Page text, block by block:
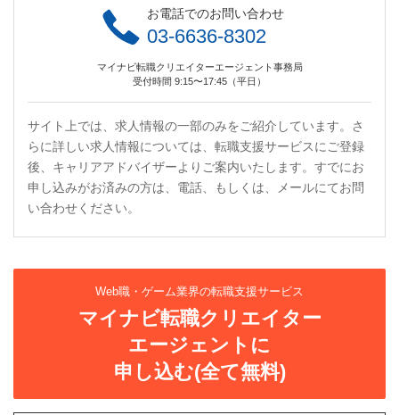
お電話でのお問い合わせ
03-6636-8302
マイナビ転職クリエイターエージェント事務局
受付時間 9:15〜17:45（平日）
サイト上では、求人情報の一部のみをご紹介しています。さ
らに詳しい求人情報については、転職支援サービスにご登録
後、キャリアアドバイザーよりご案内いたします。すでにお
申し込みがお済みの方は、電話、もしくは、メールにてお問
い合わせください。
Web職・ゲーム業界の転職支援サービス
マイナビ転職クリエイター
エージェントに
申し込む(全て無料)